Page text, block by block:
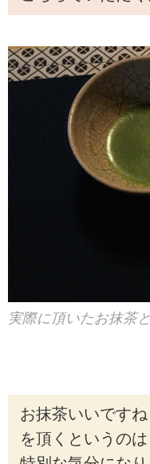
実際に頂いたお抹茶
お抹茶いいです
を頂くというのは